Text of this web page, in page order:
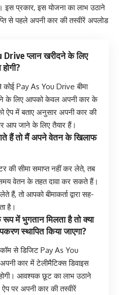
इस प्रकार, इस योजना का लाभ उठाने
से पहले अपनी कार की तस्वीरें अपलोड
Drive प्लान खरीदने के लिए
कोई Pay As You Drive बीमा
के लिए आपको केवल अपनी कार के
ऐप में बताए अनुसार अपनी कार की
आप जाने के लिए तैयार हैं।
हैं तो मैं अपने वेतन के खिलाफ
की सीमा समाप्त नहीं कर लेते, तब
वेतन के तहत दावा कर सकते हैं।
तो आपको बीमाकर्ता द्वारा सह-
है।
में भुगतान मिलता है तो क्या
स्थापित किया जाएगा?
कॉम से डिजिट Pay As You
कार में टेलीमैटिक्स डिवाइस
आवश्यक छूट का लाभ उठाने
पर अपनी कार की तस्वीरें